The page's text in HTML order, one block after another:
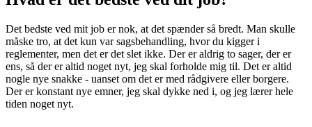
Det bedste ved mit job er nok, at det spænder så bredt. Man skulle
måske tro, at det kun var sagsbehandling, hvor du kigger i
reglementer, men det er det slet ikke. Der er aldrig to sager, der er
ens, så der er altid noget nyt, jeg skal forholde mig til. Det er altid
nogle nye snakke - uanset om det er med rådgivere eller borgere.
Der er konstant nye emner, jeg skal dykke ned i, og jeg lærer hele
tiden noget nyt.